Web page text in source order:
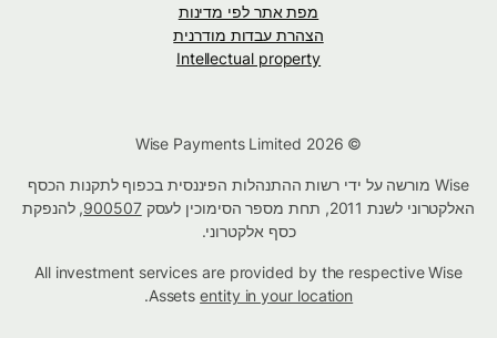
מפת אתר לפי מדינות
הצהרת עבדות מודרנית
Intellectual property
Wise מורשה על ידי רשות ההתנהלות הפיננסית בכפוף לתקנות הכסף
האלקטרוני לשנת 2011, תחת מספר הסימוכין לעסק
900507, להנפקת
כסף אלקטרוני.
All investment services are provided by the respective Wise
Assetsentity in your location
.